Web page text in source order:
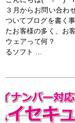
３月からお問い合わ
ついてブログを書く
たお客様の多く、お
ウェアって何？ ラ
るソフト …